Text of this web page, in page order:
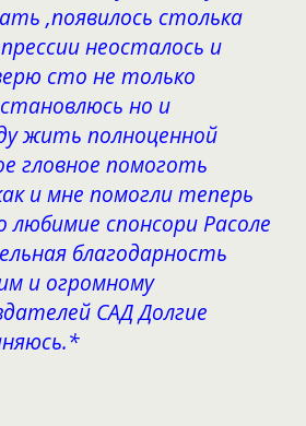
,появилось столька
неосталось и
сто не только
но и
жить полноценной
гловное помоготь
и мне помогли теперь
любимие спонсори Расоле
благодарность
и огромному
САД Долгие